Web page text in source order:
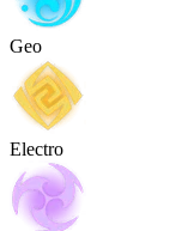
Geo
Electro